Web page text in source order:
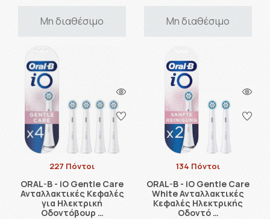
Μη διαθέσιμο Μη διαθέσιμο
227 Πόντοι
ORAL-B - iO Gentle Care
Ανταλλακτικές Κεφαλές
για Ηλεκτρική
Οδοντόβουρ …
134 Πόντοι
ORAL-B - iO Gentle Care
White Ανταλλακτικές
Κεφαλές Ηλεκτρικής
Οδοντό …